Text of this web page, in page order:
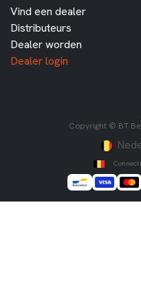
Vind een dealer
Distributeurs
Dealer worden
Dealer login
Copyright © BT